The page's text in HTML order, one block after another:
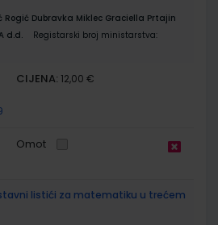
Rogić Dubravka Miklec Graciella Prtajin
d.d.
Registarski broj ministarstva:
CIJENA: 12,00 €
Omot
listići za matematiku u trećem